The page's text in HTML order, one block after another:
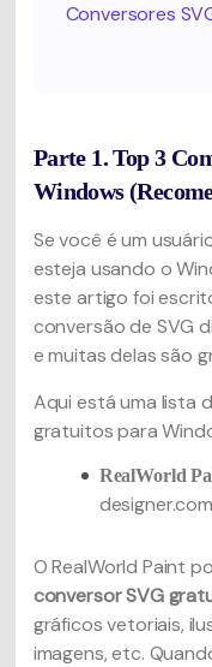
Conversores
Parte 1. Top 3
Windows
Se você é um
esteja usando o
este artigo foi
conversão de SVG
e muitas delas são
Aqui está uma lista
gratuitos para
RealWorld
O RealWorld Paint
conversor SVG
gráficos vetoriais,
imagens, etc.